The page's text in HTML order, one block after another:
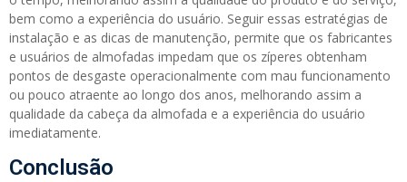
bem como a experiência do usuário. Seguir essas estratégias de
instalação e as dicas de manutenção, permite que os fabricantes
e usuários de almofadas impedam que os zíperes obtenham
pontos de desgaste operacionalmente com mau funcionamento
ou pouco atraente ao longo dos anos, melhorando assim a
qualidade da cabeça da almofada e a experiência do usuário
imediatamente.
Conclusão